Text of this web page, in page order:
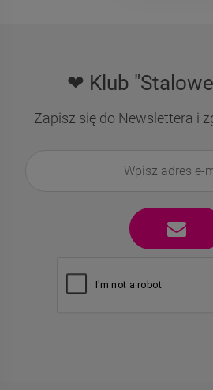
❤ Klub
Zapisz się do Newslettera i